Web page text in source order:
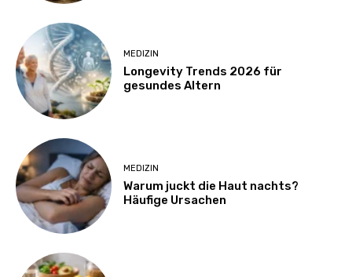
MEDIZIN
Longevity Trends 2026 für
gesundes Altern
MEDIZIN
Warum juckt die Haut nachts?
Häufige Ursachen